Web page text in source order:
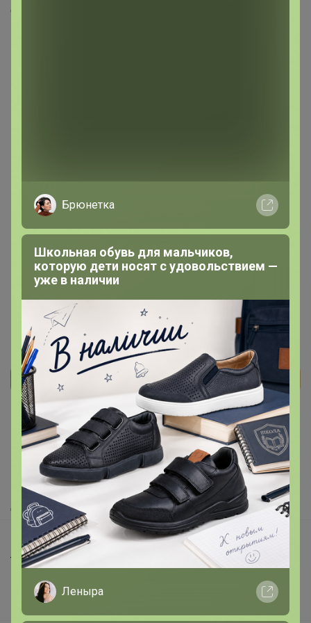
Друзья в клубе
Реклама
Как здесь все устроено?
Как сделать заказ?
Как получить?
Доставка
Шоурумы
Торговые марки
Наша команда
В наличии
Брюнетка
Школьная обувь для мальчиков,
которую дети носят с удовольствием —
уже в наличии
Леныра